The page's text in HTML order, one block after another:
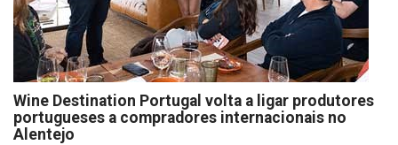
Wine Destination Portugal volta a ligar produtores
portugueses a compradores internacionais no
Alentejo